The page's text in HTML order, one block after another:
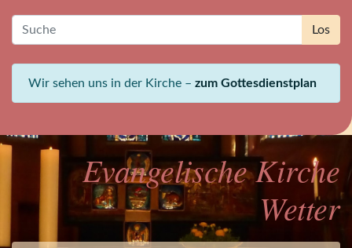
Wir sehen uns in der Kirche – zum Gottesdienstplan
Evangelische Kirche
Wetter